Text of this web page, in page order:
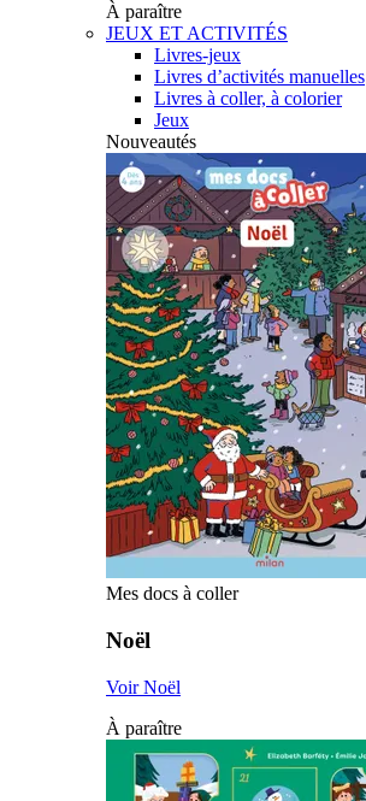
À paraître
JEUX ET ACTIVITÉS
Livres-jeux
Livres d’activités manuelles
Livres à coller, à colorier
Jeux
Nouveautés
Mes docs à coller
Noël
Voir Noël
À paraître